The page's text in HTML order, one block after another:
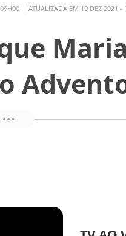
ATUALIZADA EM 19 DEZ 2021 -